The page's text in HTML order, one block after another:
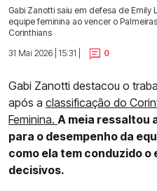
Gabi Zanotti saiu em defesa de
equipe feminina ao vencer o
Corinthians
31 Mai 2026 | 15:31 |
0
Gabi Zanotti destacou o
após a classificação do
Feminina. A meia ressaltou
para o desempenho da
como ela tem conduzido o
decisivos.